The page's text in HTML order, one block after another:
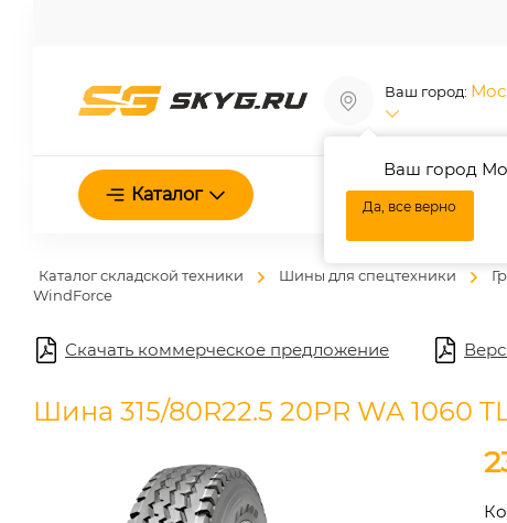
Ваш город:
Ваш город
Да, все верно
Каталог О нас
Каталог складской техники Шины для спецтехники
WindForce
Скачать коммерческое предложение
Шина 315/80R22.5 20PR WA 1060